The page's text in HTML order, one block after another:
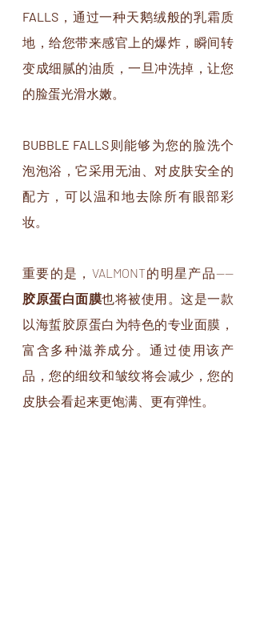
FALLS ，通过一种天鹅绒般的乳霜质
地，给您带来感官上的爆炸，瞬间转
变成细腻的油质，一旦冲洗掉，让您
的脸蛋光滑水嫩。
BUBBLE FALLS 则能够为您的脸洗个
泡泡浴，它采用无油、对皮肤安全的
配方，可以温和地去除所有眼部彩
妆。
重要的是，VALMONT的明星产品——
胶原蛋白面膜也将被使用。这是一款
以海蜇胶原蛋白为特色的专业面膜，
富含多种滋养成分。通过使用该产
品，您的细纹和皱纹将会减少，您的
皮肤会看起来更饱满、更有弹性。